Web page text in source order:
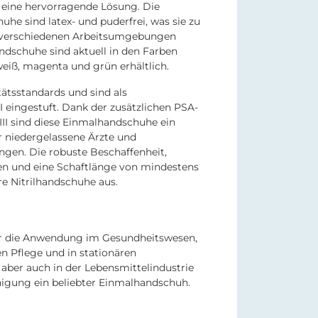
hervorragende Lösung. Die
sind latex- und puderfrei, was sie zu
Arbeitsumgebungen
sind aktuell in den Farben
magenta und grün erhältlich.
und sind als
eingestuft. Dank der zusätzlichen PSA-
sind diese Einmalhandschuhe ein
Ärzte und
Die robuste Beschaffenheit,
und eine Schaftlänge von mindestens
Nitrilhandschuhe aus.
Anwendung im Gesundheitswesen,
Pflege und in stationären
auch in der Lebensmittelindustrie
ein beliebter Einmalhandschuh.